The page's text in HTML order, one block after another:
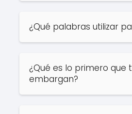
¿Qué palabras utilizar
¿Qué es lo primero que
embargan?